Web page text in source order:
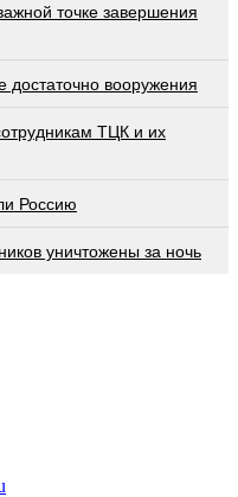
точке завершения
вооружения
ТЦК и их
Россию
уничтожены за ночь